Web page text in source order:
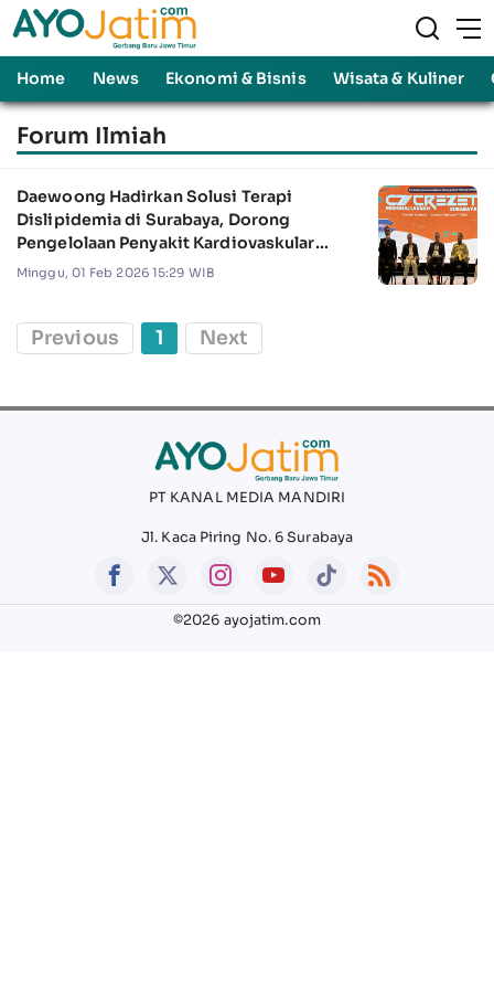
Home News Ekonomi & Bisnis Wisata & Kuliner
Forum Ilmiah
Daewoong Hadirkan Solusi Terapi
Dislipidemia di Surabaya, Dorong
Pengelolaan Penyakit Kardiovaskular
Presisi di Jatim
Minggu, 01 Feb 2026 15:29 WIB
Previous 1 Next
PT KANAL MEDIA MANDIRI
Jl. Kaca Piring No. 6 Surabaya
©2026 ayojatim.com